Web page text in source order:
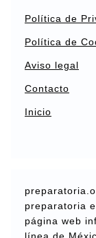
Política de
Política de
Aviso legal
Contacto
Inicio
preparatoria
página web